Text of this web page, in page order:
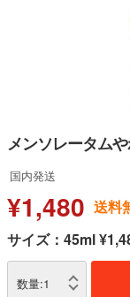
メンソレータム
国内発送
¥1,480 送料
サイズ：45ml
数量:1